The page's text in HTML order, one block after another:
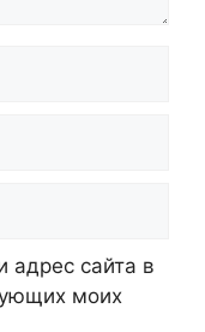
адрес сайта в
моих